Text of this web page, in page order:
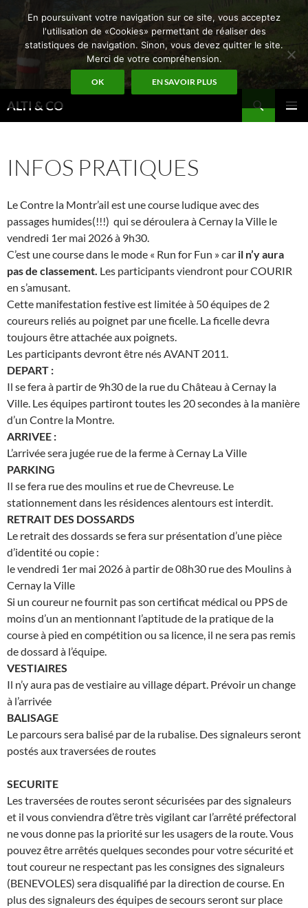
contenu
ALTI & CO
INFOS PRATIQUES
Le Contre la Montr’ail est une course ludique avec des
passages humides(!!!) qui se déroulera à Cernay la Ville le
vendredi 1er mai 2026 à 9h30.
C’est une course dans le mode « Run for Fun » car il n’y aura
pas de classement. Les participants viendront pour COURIR
en s’amusant.
Cette manifestation festive est limitée à 50 équipes de 2
coureurs reliés au poignet par une ficelle. La ficelle devra
toujours être attachée aux poignets.
Les participants devront être nés AVANT 2011.
DEPART :
Il se fera à partir de 9h30 de la rue du Château à Cernay la
Ville. Les équipes partiront toutes les 20 secondes à la manière
d’un Contre la Montre.
ARRIVEE :
L’arrivée sera jugée rue de la ferme à Cernay La Ville
PARKING
Il se fera rue des moulins et rue de Chevreuse. Le
stationnement dans les résidences alentours est interdit.
RETRAIT DES DOSSARDS
Le retrait des dossards se fera sur présentation d’une pièce
d’identité ou copie :
le vendredi 1er mai 2026 à partir de 08h30 rue des Moulins à
Cernay la Ville
Si un coureur ne fournit pas son certificat médical ou PPS de
moins d’un an mentionnant l’aptitude de la pratique de la
course à pied en compétition ou sa licence, il ne sera pas remis
de dossard à l’équipe.
VESTIAIRES
Il n’y aura pas de vestiaire au village départ. Prévoir un change
à l’arrivée
BALISAGE
Le parcours sera balisé par de la rubalise. Des signaleurs seront
postés aux traversées de routes
SECURITE
Les traversées de routes seront sécurisées par des signaleurs
et il vous conviendra d’être très vigilant car l’arrêté préfectoral
ne vous donne pas la priorité sur les usagers de la route. Vous
pouvez être arrêtés quelques secondes pour votre sécurité et
tout coureur ne respectant pas les consignes des signaleurs
(BENEVOLES) sera disqualifié par la direction de course. En
plus des signaleurs des équipes de secours seront sur place
En poursuivant votre navigation sur ce site, vous acceptez
l'utilisation de «Cookies» permettant de réaliser des
statistiques de navigation. Sinon, vous devez quitter le site.
Merci de votre compréhension.
OK EN SAVOIR PLUS